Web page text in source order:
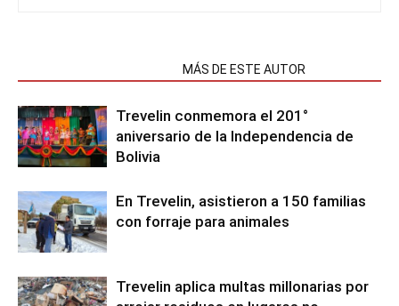
MÁS DE ESTE AUTOR
Trevelin conmemora el 201°
aniversario de la Independencia de
Bolivia
En Trevelin, asistieron a 150 familias
con forraje para animales
Trevelin aplica multas millonarias por